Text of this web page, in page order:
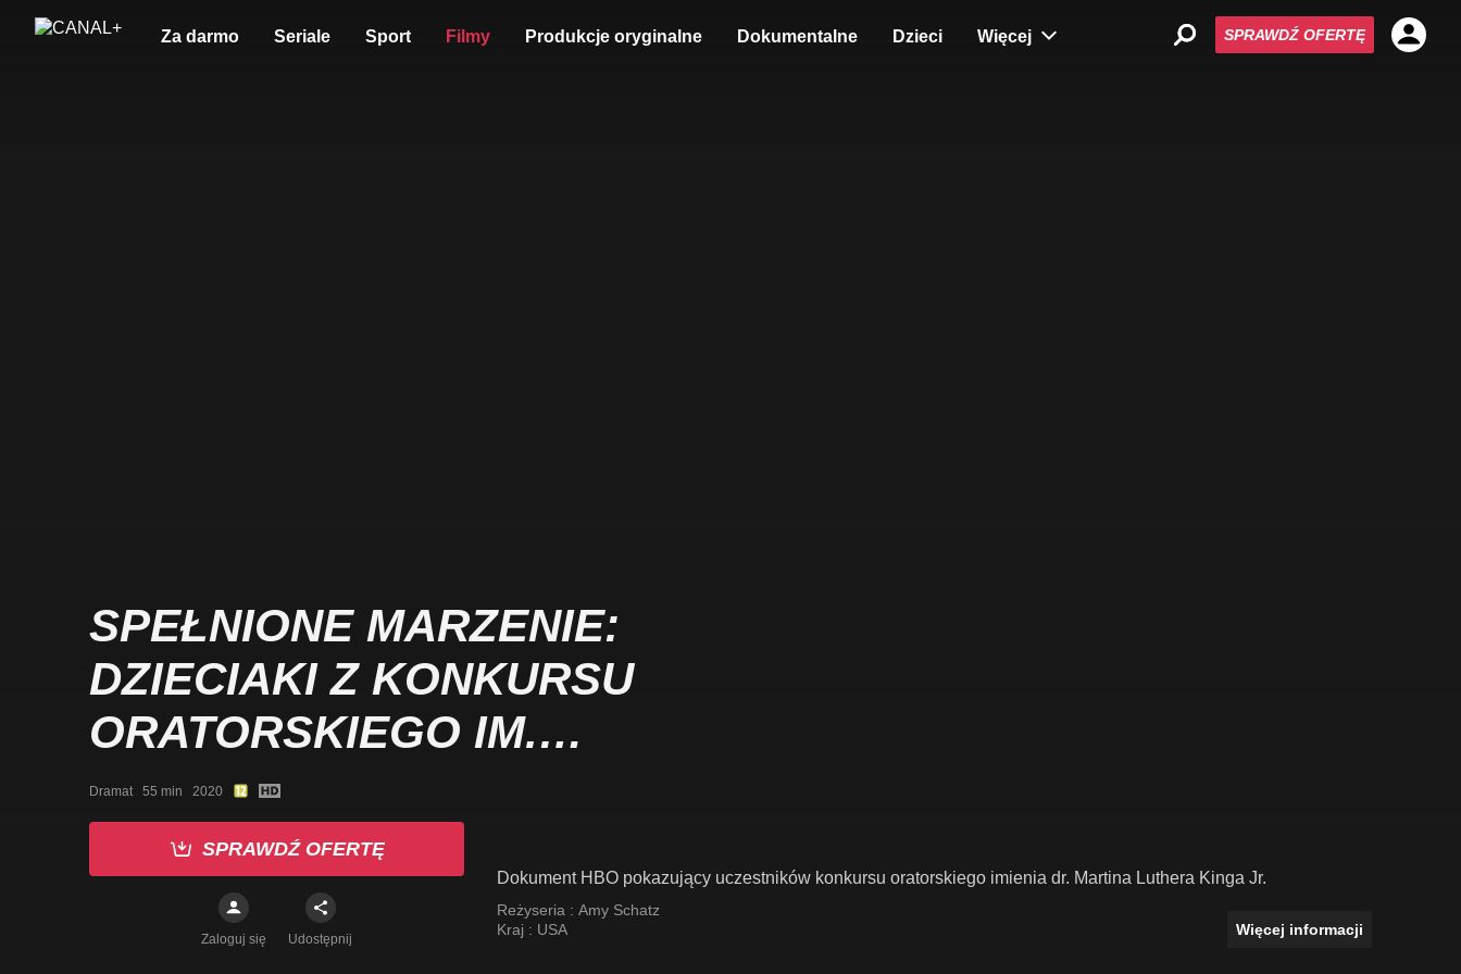
Za darmo Seriale Sport Filmy Produkcje oryginalne Dokumentalne Dzieci Więcej SPRAWDŹ OFERTĘ
SPEŁNIONE MARZENIE:
DZIECIAKI Z KONKURSU
ORATORSKIEGO IM.
MARTINA LUTHERA KINGA
Dramat   55 min   2020
SPRAWDŹ OFERTĘ
Zaloguj się Udostępnij
Dokument HBO pokazujący uczestników konkursu oratorskiego imienia dr. Martina Luthera Kinga Jr.
Reżyseria : Amy Schatz
Kraj : USA Więcej informacji